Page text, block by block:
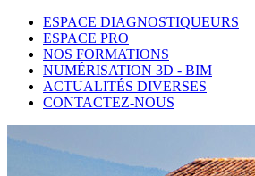
ESPACE DIAGNOSTIQUEURS
ESPACE PRO
NOS FORMATIONS
NUMÉRISATION 3D - BIM
ACTUALITÉS DIVERSES
CONTACTEZ-NOUS